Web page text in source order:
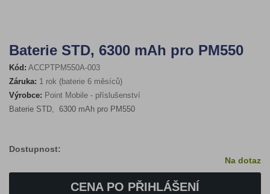
Baterie STD, 6300 mAh pro PM550
Kód: ACCPTPM550A-003
Záruka: 1 rok (baterie 6 měsíců)
Výrobce: Point Mobile - příslušenství
Baterie STD, 6300 mAh pro PM550
Dostupnost:
Na dotaz
CENA PO PŘIHLÁŠENÍ